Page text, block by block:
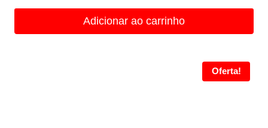
é:
Adicionar ao carrinho
Oferta!